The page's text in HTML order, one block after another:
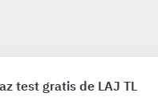
test gratis de LAJ TL